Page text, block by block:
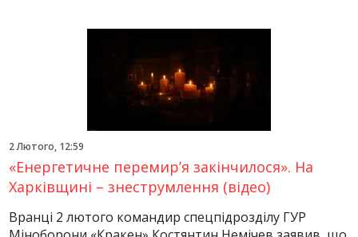
2 Лютого, 12:59
«Енергетичне перемир’я закінчилося». На
Харківщині – знеструмлення (відео)
Вранці 2 лютого командир спецпідрозділу ГУР